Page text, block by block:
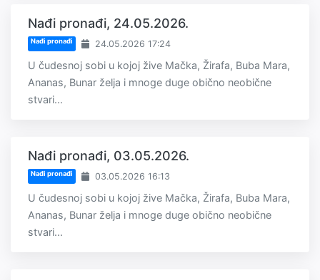
Nađi pronađi, 24.05.2026.
Nađi pronađi 24.05.2026 17:24
U čudesnoj sobi u kojoj žive Mačka, Žirafa, Buba Mara,
Ananas, Bunar želja i mnoge duge obično neobične
stvari...
Nađi pronađi, 03.05.2026.
Nađi pronađi 03.05.2026 16:13
U čudesnoj sobi u kojoj žive Mačka, Žirafa, Buba Mara,
Ananas, Bunar želja i mnoge duge obično neobične
stvari...